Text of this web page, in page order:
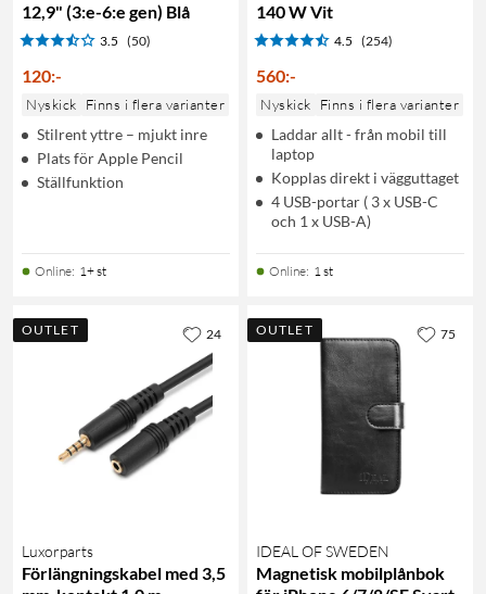
12,9" (3:e-6:e gen) Blå
3.5 (50)
120:-
Nyskick Finns i flera varianter
Stilrent yttre – mjukt inre
Plats för Apple Pencil
Ställfunktion
Online: 1+ st
140 W Vit
4.5 (254)
560:-
Nyskick Finns i flera varianter
Laddar allt - från mobil till
laptop
Kopplas direkt i vägguttaget
4 USB-portar ( 3 x USB-C
och 1 x USB-A)
Online: 1 st
OUTLET
Luxorparts
Förlängningskabel med 3,5
24 OUTLET
IDEAL OF SWEDEN
Magnetisk mobilplånbok
75